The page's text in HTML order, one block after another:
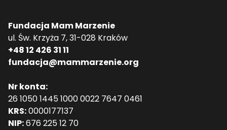
Fundacja Mam Marzenie
ul. Św. Krzyża 7, 31-028 Kraków
+48 12 426 31 11
fundacja@mammarzenie.org
Nr konta:
26 1050 1445 1000 0022 7647 0461
KRS:0000177137
NIP:676 225 12 70